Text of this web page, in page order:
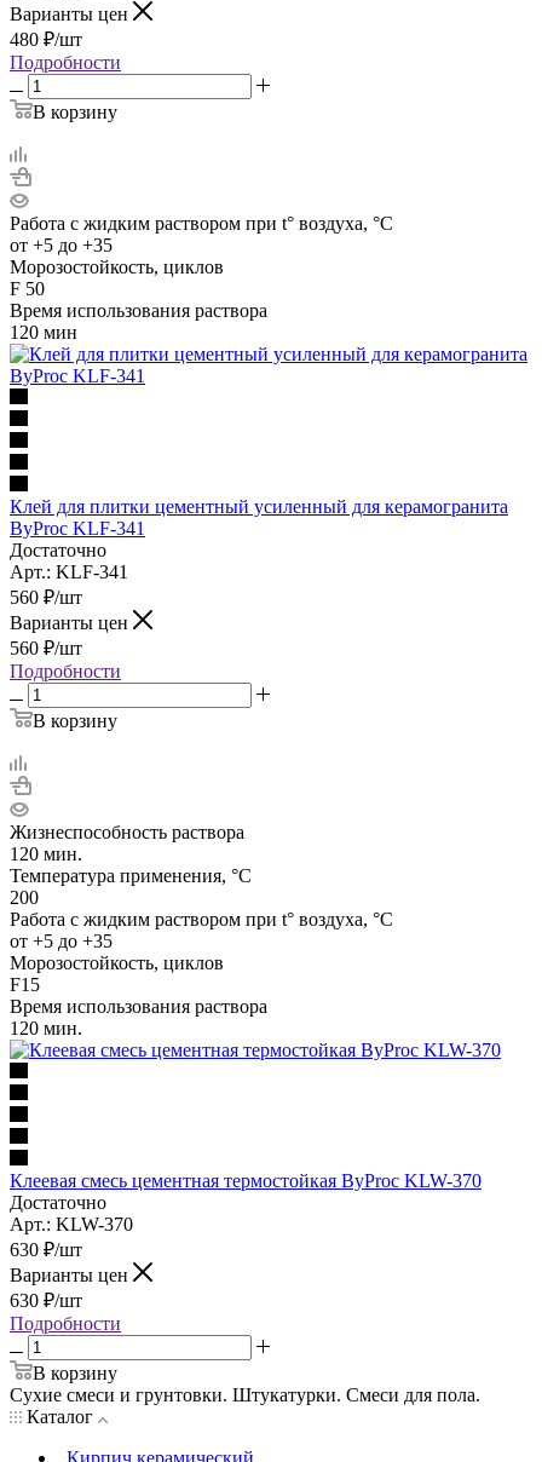
Варианты цен
480 ₽/шт
Подробности
В корзину
Работа с жидким раствором при t° воздуха, °C
от +5 до +35
Морозостойкость, циклов
F 50
Время использования раствора
120 мин
Клей для плитки цементный усиленный для керамогранита
ByProc KLF-341
Достаточно
Арт.: KLF-341
560 ₽/шт
Варианты цен
560 ₽/шт
Подробности
В корзину
Жизнеспособность раствора
120 мин.
Температура применения, °C
200
Работа с жидким раствором при t° воздуха, °C
от +5 до +35
Морозостойкость, циклов
F15
Время использования раствора
120 мин.
Клеевая смесь цементная термостойкая ByProc KLW-370
Достаточно
Арт.: KLW-370
630 ₽/шт
Варианты цен
630 ₽/шт
Подробности
В корзину
Сухие смеси и грунтовки. Штукатурки. Смеси для пола.
Каталог
Кирпич керамический